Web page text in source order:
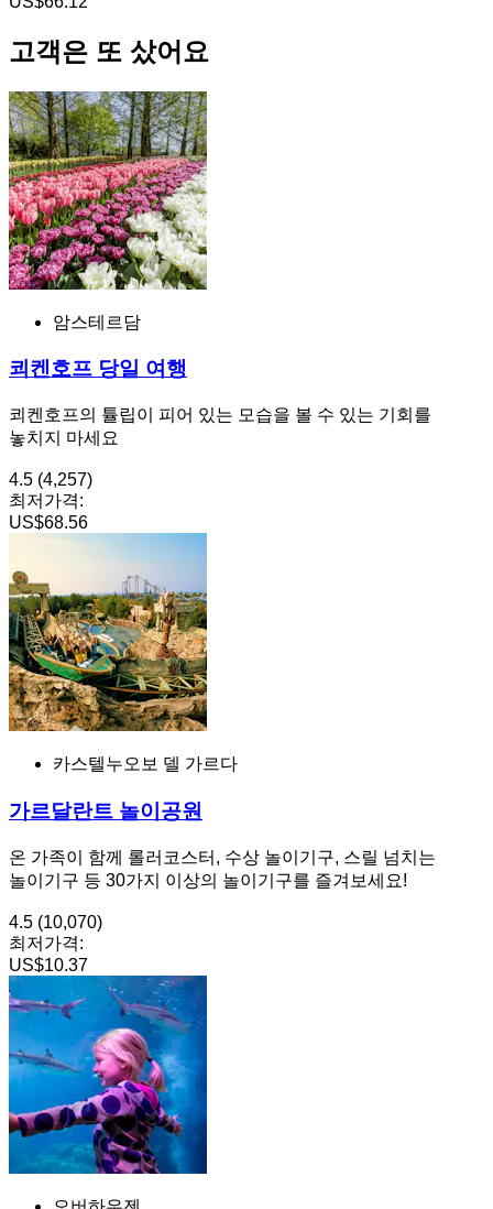
고객은 또 샀어요
암스테르담
쾨켄호프 당일 여행
쾨켄호프의 튤립이 피어 있는 모습을 볼 수 있는 기회를
놓치지 마세요
4.5 (4,257)
최저가격:
US$68.56
카스텔누오보 델 가르다
가르달란트 놀이공원
온 가족이 함께 롤러코스터, 수상 놀이기구, 스릴 넘치는
놀이기구 등 30가지 이상의 놀이기구를 즐겨보세요!
4.5 (10,070)
최저가격:
US$10.37